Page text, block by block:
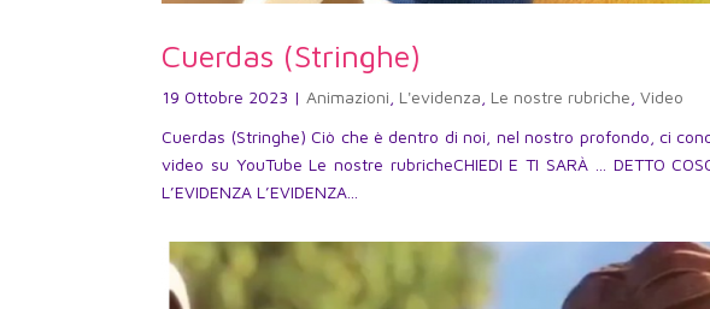
Cuerdas (Stringhe)
19 Ottobre 2023 | Animazioni L'evidenza Le nostre rubriche ,Video
Cuerdas (Stringhe) Ciò che è dentro di noi, nel nostro profondo, ci
video su YouTube Le nostre rubricheCHIEDI E TI SARÀ … DETTO
L’EVIDENZA L’EVIDENZA...